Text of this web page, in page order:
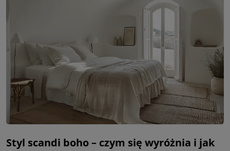
Styl scandi boho – czym się wyróżnia i jak